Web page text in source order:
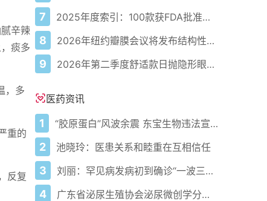
辛辣
痰多
，多
重的
反复
7 2025年度索引：100款获FDA批准的AI驱动医疗设备
8 2026年纽约瓣膜会议将发布结构性心脏病最新研究成果
9 2026年第二季度舒适款日抛隐形眼镜推荐，优瞳主打长效佩戴体验
医药资讯
1 “胶原蛋白”风波余震 东宝生物违法宣传被查
2 池晓玲：医患关系和睦重在互相信任
3 刘丽：罕见病发病初到确诊“一波三折”
4 广东省泌尿生殖协会泌尿微创学分会正式成立